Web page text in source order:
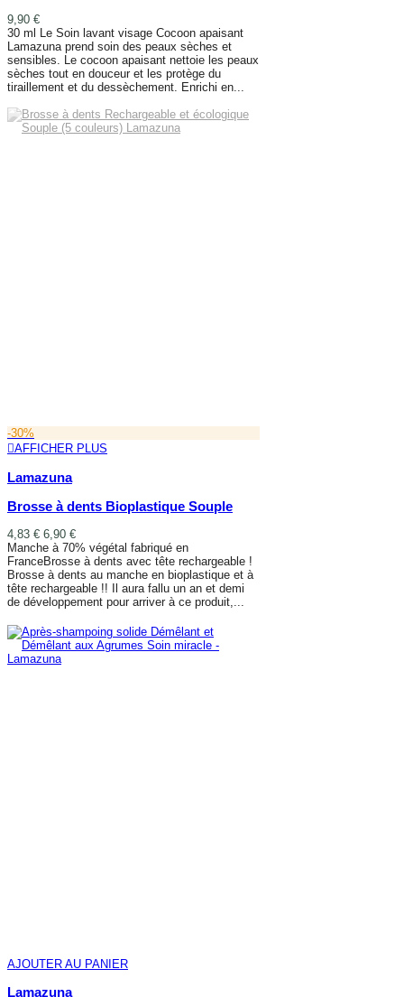
9,90 €
30 ml Le Soin lavant visage Cocoon apaisant
Lamazuna prend soin des peaux sèches et
sensibles. Le cocoon apaisant nettoie les peaux
sèches tout en douceur et les protège du
tiraillement et du dessèchement. Enrichi en...
-30%
AFFICHER PLUS
Lamazuna
Brosse à dents Bioplastique Souple
4,83 € 6,90 €
Manche à 70% végétal fabriqué en
FranceBrosse à dents avec tête rechargeable !
Brosse à dents au manche en bioplastique et à
tête rechargeable !! Il aura fallu un an et demi
de développement pour arriver à ce produit,...
AJOUTER AU PANIER
Lamazuna